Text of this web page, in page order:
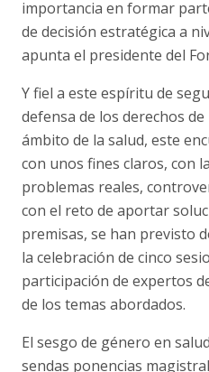
importancia en formar
de decisión estratégica a
apunta el presidente del
Y fiel a este espíritu de
defensa de los derechos
ámbito de la salud, este
con unos fines claros, con
problemas reales,
con el reto de aportar
premisas, se han previsto
la celebración de cinco
participación de expertos
de los temas abordados.
El sesgo de género en
sendas ponencias